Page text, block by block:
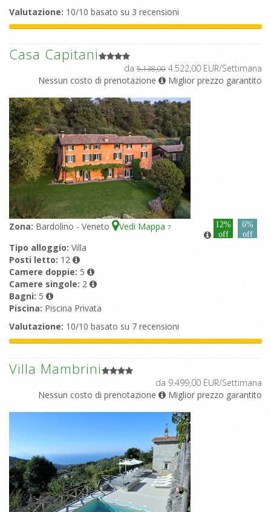
Valutazione: 10/10 basato su 3 recensioni
Casa Capitani
da 5.138,00 4.522,00 EUR/Settimana
Nessun costo di prenotazione
Miglior prezzo garantito
Zona: Bardolino - Veneto Vedi Mappa 7
12%
off
6%
off
Tipo alloggio: Villa
Posti letto: 12
Camere doppie: 5
Camere singole: 2
Bagni: 5
Piscina: Piscina Privata
Valutazione: 10/10 basato su 7 recensioni
Villa Mambrini
da 9.499,00 EUR/Settimana
Nessun costo di prenotazione
Miglior prezzo garantito